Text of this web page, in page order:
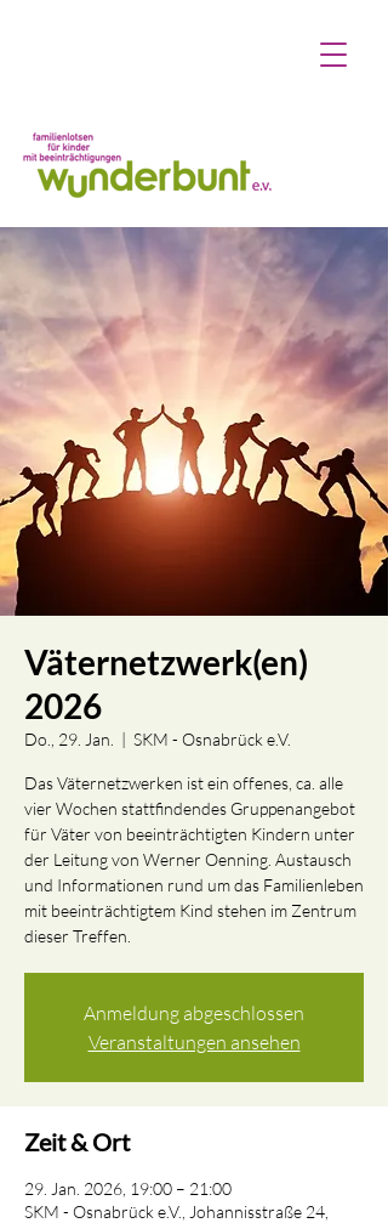
Väternetzwerk(en)
2026
Do., 29. Jan.
  |
SKM - Osnabrück e.V.
Das Väternetzwerken ist ein offenes, ca. alle
vier Wochen stattfindendes Gruppenangebot
für Väter von beeinträchtigten Kindern unter
der Leitung von Werner Oenning. Austausch
und Informationen rund um das Familienleben
mit beeinträchtigtem Kind stehen im Zentrum
dieser Treffen.
Anmeldung abgeschlossen
Veranstaltungen ansehen
Zeit & Ort
29. Jan. 2026, 19:00 – 21:00
SKM - Osnabrück e.V., Johannisstraße 24,